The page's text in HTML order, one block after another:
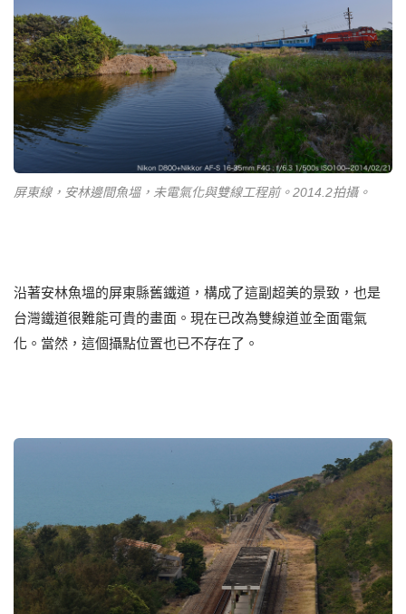
屏東線，安林邊間魚塭，未電氣化與雙線工程前。2014.2拍攝。
沿著安林魚塭的屏東縣舊鐵道，構成了這副超美的景致，也是
台灣鐵道很難能可貴的畫面。現在已改為雙線道並全面電氣
化。當然，這個攝點位置也已不存在了。